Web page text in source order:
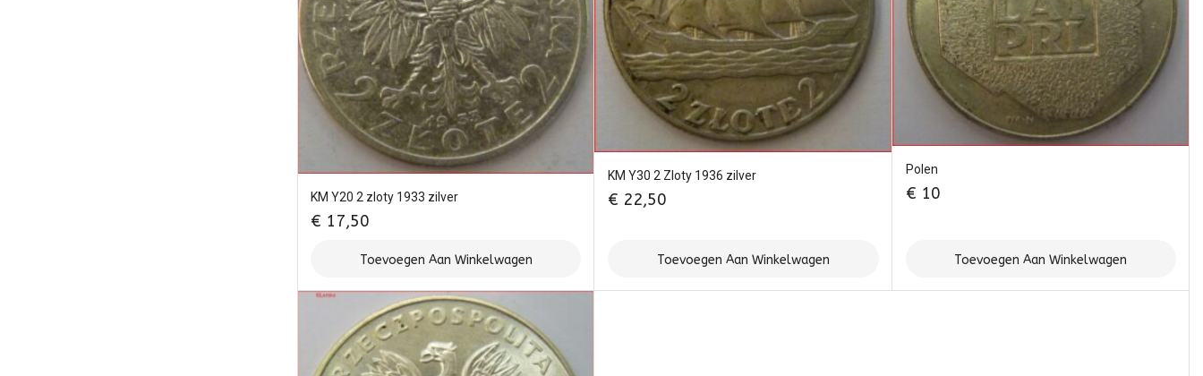
KM Y20 2 zloty 1933 zilver
€ 17,50
Toevoegen Aan Winkelwagen
KM Y30 2 Zloty 1936 zilver
€ 22,50
Toevoegen Aan Winkelwagen
Polen
€ 10
Toevoegen Aan Winkelwagen